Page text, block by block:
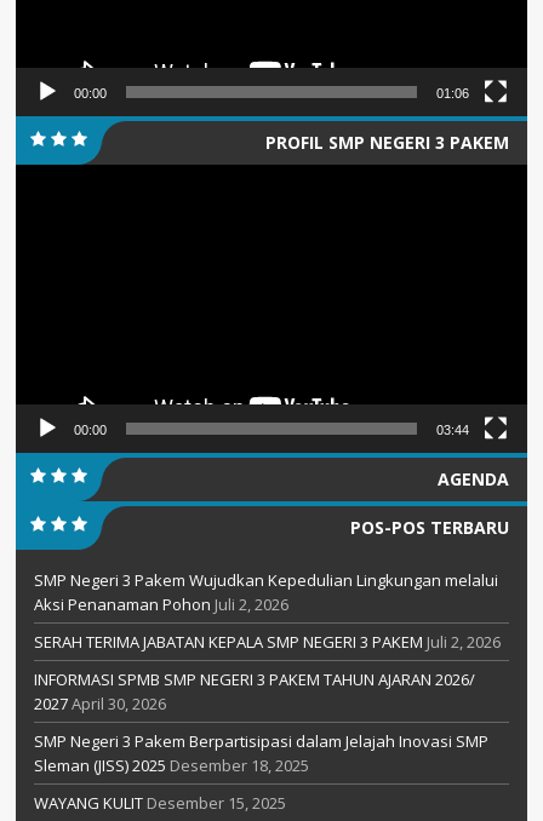
00:00 01:06
PROFIL SMP NEGERI 3 PAKEM
00:00 03:44
AGENDA
POS-POS TERBARU
SMP Negeri 3 Pakem Wujudkan Kepedulian Lingkungan melalui
Aksi Penanaman Pohon Juli 2, 2026
SERAH TERIMA JABATAN KEPALA SMP NEGERI 3 PAKEM Juli 2, 2026
INFORMASI SPMB SMP NEGERI 3 PAKEM TAHUN AJARAN 2026/
2027April 30, 2026
SMP Negeri 3 Pakem Berpartisipasi dalam Jelajah Inovasi SMP
Sleman (JISS) 2025 Desember 18, 2025
WAYANG KULIT Desember 15, 2025